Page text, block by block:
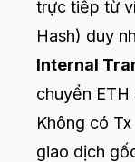
trực tiếp từ
Hash) duy
Internal
chuyển
Không có
giao dịch